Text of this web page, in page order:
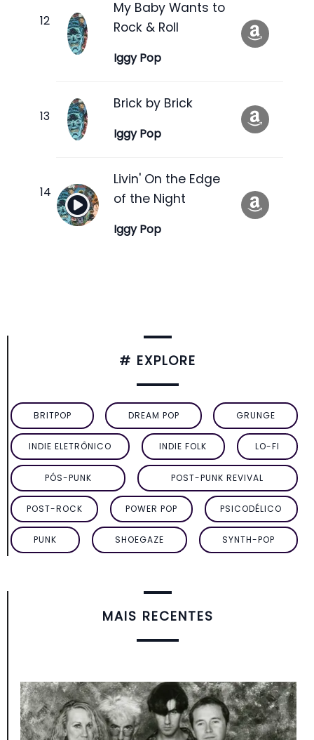
My Baby Wants to
Rock & Roll
Iggy Pop
Brick by Brick
Iggy Pop
Livin' On the Edge
of the Night
Iggy Pop
# EXPLORE
BRITPOP DREAM POP GRUNGE
INDIE ELETRÔNICO INDIE FOLK LO-FI
PÓS-PUNK POST-PUNK REVIVAL
POST-ROCK POWER POP PSICODÉLICO
PUNK SHOEGAZE SYNTH-POP
MAIS RECENTES